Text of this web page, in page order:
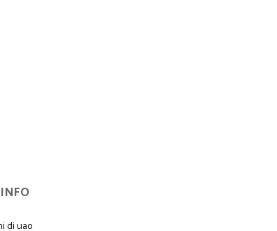
di uao